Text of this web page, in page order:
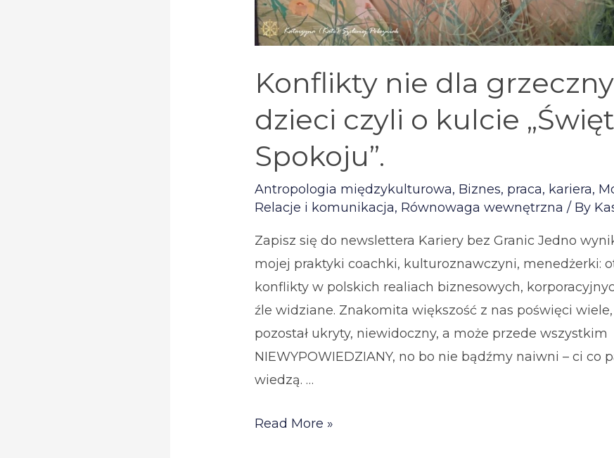
Konflikty nie dla
dzieci czyli o kulcie
Spokoju”.
Antropologia międzykulturowa, Biznes, praca, kariera,
Relacje i komunikacja, Równowaga wewnętrzna / By
Zapisz się do newslettera Kariery bez Granic Jedno
mojej praktyki coachki, kulturoznawczyni, menedżerki:
konflikty w polskich realiach biznesowych,
źle widziane. Znakomita większość z nas poświęci
pozostał ukryty, niewidoczny, a może przede wszystkim
NIEWYPOWIEDZIANY, no bo nie bądźmy naiwni – ci co
wiedzą. …
Konflikty
Read More »